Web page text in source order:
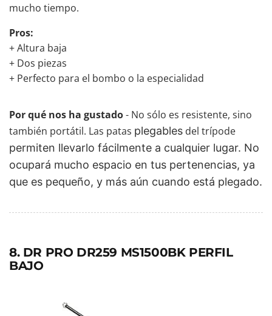
mucho tiempo.
Pros:
+ Altura baja
+ Dos piezas
+ Perfecto para el bombo o la especialidad
Por qué nos ha gustado- No sólo es resistente, sino
también portátil. Las patas plegables del trípode
permiten llevarlo fácilmente a cualquier lugar. No
ocupará mucho espacio en tus pertenencias, ya
que es pequeño, y más aún cuando está plegado.
8. DR PRO DR259 MS1500BK PERFIL
BAJO